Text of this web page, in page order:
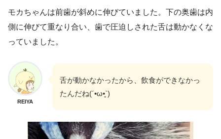
モカちゃんは前歯が斜めに伸びていました。下の奥歯は内
側に伸びて重なり合い、歯で圧迫しされた舌は動かなくな
っていました。
REIYA
舌が動かなかったから、飲食ができなかっ
たんだね(´•ω•̥`)